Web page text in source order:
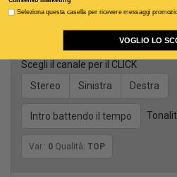
Voce guida femminile
Scegli il canale per il CLICK
Stereo
Sinistra Destra
Intro battendo il tempo
Var.: 0 Qualità: TOP
Seleziona questa casella per ricevere messaggi
VOGLIO LO